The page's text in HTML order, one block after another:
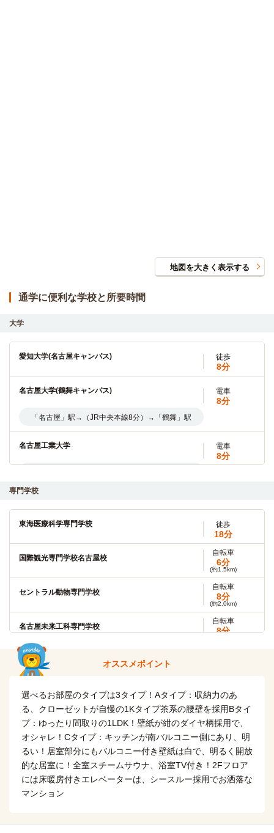
地図を大きく表示する
通学に便利な学校と所要時間
大学
愛知大学(名古屋キャンパス) 徒歩
8分
名古屋大学(鶴舞キャンパス) 電車
8分
「名古屋」駅→（JR中央本線8分）→「鶴舞」駅
名古屋工業大学 電車
8分
13分
名古屋駅→（地下鉄桜通線6分）→久屋大通駅（3分）→（地
自転車
11分
(約2.6km)
自転車
19分
(約4.5km)
名古屋音楽大学
自転車
同朋大学(大学院)
名古屋国際工科専門職大学 徒歩
16分
国際ファッション専門職大学(名古屋キャンパス) 徒歩
17分
名古屋商科大学(名古屋キャンパス)
自転車
10分
(約2.3km)
専門学校
東海医療科学専門学校 徒歩
18分
国際観光専門学校名古屋校
自転車
6分
(約1.5km)
セントラル動物専門学校
自転車
8分
(約2.0km)
名古屋未来工科専門学校
自転車
8分
代々木アニメーション学院(名古屋校)
国際医学技術専門学校
自転車
15分
(約3.5km)
中日美容専門学校 徒歩
9分
日本デザイナー芸術学院(名古屋)
自転車
11分
(約2.6km)
国際調理師専門学校名駅校
自転車
オススメポイント
選べるお部屋のタイプは3タイプ！Aタイプ：収納力のあ
る、クローゼットが自慢の1Kタイプ茶系の腰壁を採用Bタイ
プ：ゆったり間取りの1LDK！壁紙が紺のダイヤ柄採用で、
オシャレ！Cタイプ：キッチンが南バルコニー側にあり、明
るい！居室部分にもバルコニー付き壁紙は白で、明るく開放
的な居室に！全室スチームサウナ、浴室TV付き！2Fフロア
には床暖房付きエレベーターは、シースルー採用でお洒落な
マンション